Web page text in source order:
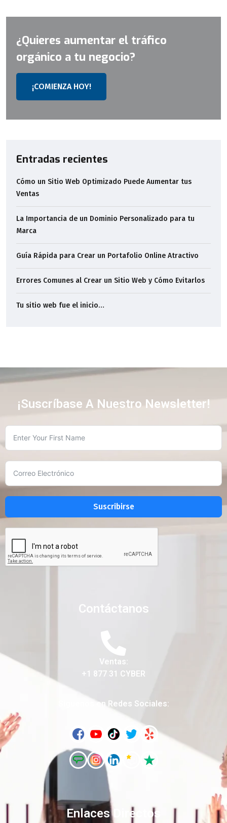
¿Quieres aumentar el tráfico
orgánico a tu negocio?
¡COMIENZA HOY!
Entradas recientes
Cómo un Sitio Web Optimizado Puede Aumentar tus
Ventas
La Importancia de un Dominio Personalizado para tu
Marca
Guía Rápida para Crear un Portafolio Online Atractivo
Errores Comunes al Crear un Sitio Web y Cómo Evitarlos
Tu sitio web fue el inicio…
Enlaces Directos
Contáctanos
Ventas:
+1 877 31 CYBER
Síguenos en Redes Sociales:
¡Suscríbase A Nuestro Newsletter!
Suscribirse